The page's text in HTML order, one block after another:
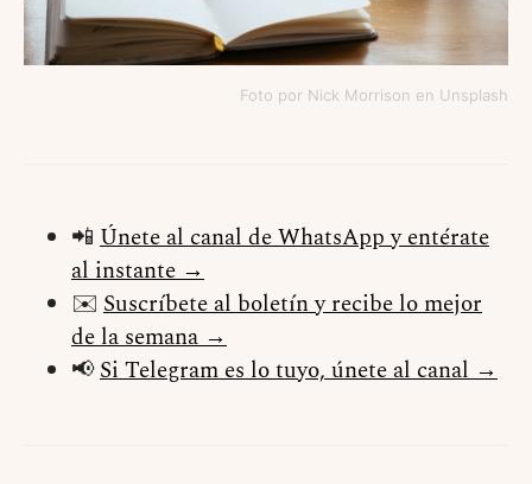
Foto por Nick Morrison en Unsplash
📲 Únete al canal de WhatsApp y entérate
al instante →
✉️ Suscríbete al boletín y recibe lo mejor
de la semana →
📢Si Telegram es lo tuyo, únete al canal →